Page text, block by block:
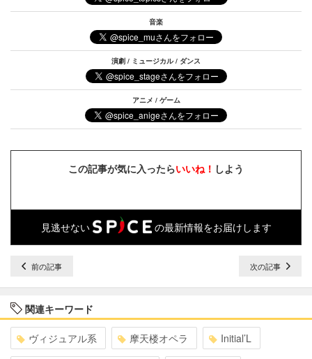
音楽
演劇 / ミュージカル / ダンス
アニメ / ゲーム
この記事が気に入ったらいいね！ しよう
見逃せない の最新情報をお届けします
前の記事 次の記事
関連キーワード
ヴィジュアル系 摩天楼オペラ Initial’L